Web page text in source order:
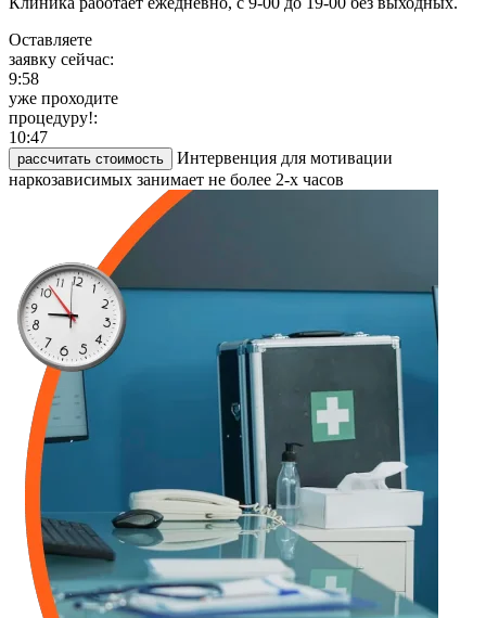
Оставляете
заявку сейчас:
9:58
уже проходите
процедуру!:
10:47
рассчитать стоимость
Интервенция для мотивации
наркозависимых занимает не более 2-х часов